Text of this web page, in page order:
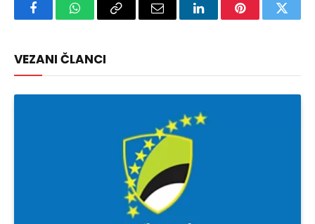
FacebookWhatsAppCopy
Email LinkedInPinterest
VEZANI ČLANCI